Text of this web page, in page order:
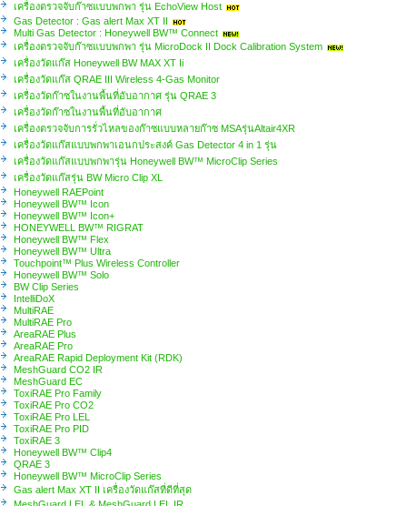
เครื่องตรวจจับก๊าซแบบพกพา รุ่น EchoView Host
Gas Detector : Gas alert Max XT II
Multi Gas Detector : Honeywell BW™ Connect
เครื่องตรวจจับก๊าซแบบพกพา รุ่น MicroDock II Dock Calibration System
เครื่องวัดแก๊ส Honeywell BW MAX XT Ii
เครื่องวัดแก๊ส QRAE III Wireless 4-Gas Monitor
เครื่องวัดก๊าซในงานพื้นที่อับอากาศ รุ่น QRAE 3
เครื่องวัดก๊าซในงานพื้นที่อับอากาศ
เครื่องตรวจจับการรั่วไหลของก๊าซแบบหลายก๊าซ MSAรุ่นAltair4XR
เครื่องวัดแก๊สแบบพกพาเอนกประสงค์ Gas Detector 4 in 1 รุ่น
เครื่องวัดแก๊สแบบพกพารุ่น Honeywell BW™ MicroClip Series
เครื่องวัดแก๊สรุ่น BW Micro Clip XL
Honeywell RAEPoint
Honeywell BW™ Icon
Honeywell BW™ Icon+
HONEYWELL BW™ RIGRAT
Honeywell BW™ Flex
Honeywell BW™ Ultra
Touchpoint™ Plus Wireless Controller
Honeywell BW™ Solo
BW Clip Series
IntelliDoX
MultiRAE
MultiRAE Pro
AreaRAE Plus
AreaRAE Pro
AreaRAE Rapid Deployment Kit (RDK)
MeshGuard CO2 IR
MeshGuard EC
ToxiRAE Pro Family
ToxiRAE Pro CO2
ToxiRAE Pro LEL
ToxiRAE Pro PID
ToxiRAE 3
Honeywell BW™ Clip4
QRAE 3
Honeywell BW™ MicroClip Series
Gas alert Max XT II เครื่องวัดแก๊สที่ดีที่สุด